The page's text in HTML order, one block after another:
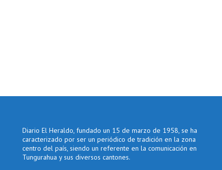
Diario El Heraldo, fundado un 15 de marzo de 1958, se ha
caracterizado por ser un periódico de tradición en la zona
centro del país, siendo un referente en la comunicación en
Tungurahua y sus diversos cantones.